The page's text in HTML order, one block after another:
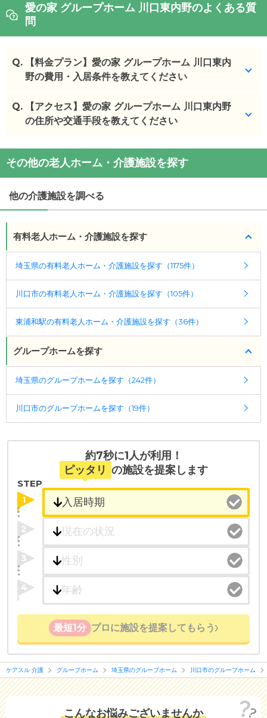
愛の家 グループホーム 川口東内野のよくある質
問
Q.
【料金プラン】愛の家 グループホーム 川口東内
野の費用・入居条件を教えてください
愛の家 グループホーム 川口東内野の入居金・月額
料金は次のとおりです。
・月額費用が15.7万円
・要介護度：要支援2、要介護1、要介護2、要介護
・認知症：受け入れ可
ケアスル 介護では詳細な料金プランをご確認頂けま
す。詳しくはこちら 。
◎ケアスル 介護の3つの特徴
ポート
入居相談：
受付時間：10：00～19：00
・全国10000件の介護施設情報を掲載
幅広い選択肢の中から、条件にあった施設を選ぶ
ことができます。
たとえば「カラオケ」「麻雀」が楽しめる施設、
「夫婦入居可」の施設、「看取り可」の施設など、
医療・看護体制から施設を探すこともできます。
Q.
【アクセス】愛の家 グループホーム 川口東内野
の住所や交通手段を教えてください
愛の家 グループホーム 川口東内野の交通アクセス
・住所：埼玉県川口市東内野293-1
・最寄り駅：
愛の家 グループホーム 川口東内野
行き」乗車、「木曽呂」下車 徒歩8分 JR武蔵野線
車、「差間南」下車 徒歩8分
その他の老人ホーム・介護施設を探す
他の介護施設を調べる
有料老人ホーム・介護施設を探す
埼玉県の有料老人ホーム・介護施設を探す（1175件）
川口市の有料老人ホーム・介護施設を探す（105件）
東浦和駅の有料老人ホーム・介護施設を探す（36件）
グループホームを探す
埼玉県のグループホームを探す（242件）
川口市のグループホームを探す（19件）
約7秒に1人が利用！
ピッタリ の施設を提案します
STEP
1
2
3
4
最短1分 プロに施設を提案してもらう
ケアスル 介護 グループホーム 埼玉県のグループホーム 川口市のグループホーム
こんなお悩みございませんか